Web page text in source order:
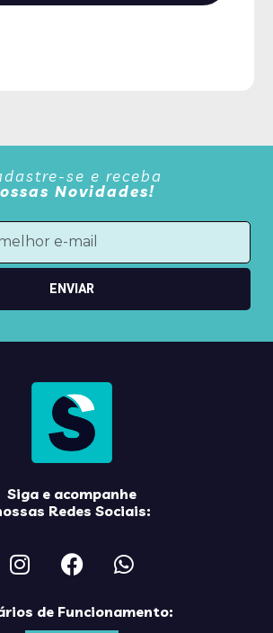
se e receba
Novidades!
ENVIAR
Siga e acompanhe
Redes Sociais:
de Funcionamento: